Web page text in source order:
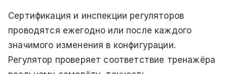
Сертификация и инспекции регуляторов
проводятся ежегодно или после каждого
значимого изменения в конфигурации.
Регулятор проверяет соответствие тренажёра